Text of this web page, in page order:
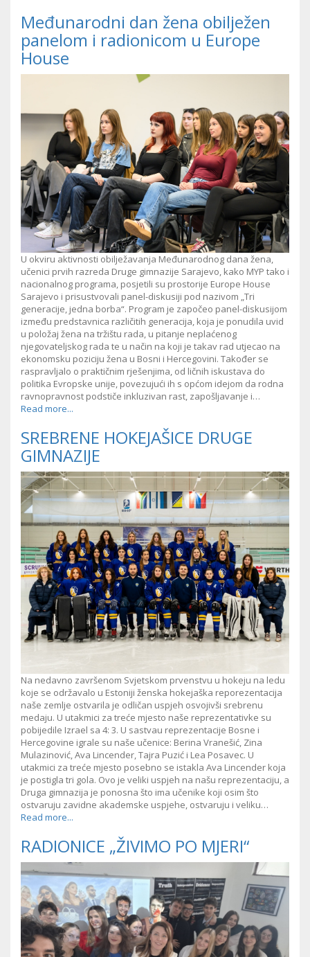
Međunarodni dan žena obilježen
panelom i radionicom u Europe
House
U okviru aktivnosti obilježavanja Međunarodnog dana žena,
učenici prvih razreda Druge gimnazije Sarajevo, kako MYP tako i
nacionalnog programa, posjetili su prostorije Europe House
Sarajevo i prisustvovali panel-diskusiji pod nazivom „Tri
generacije, jedna borba“. Program je započeo panel-diskusijom
između predstavnica različitih generacija, koja je ponudila uvid
u položaj žena na tržištu rada, u pitanje neplaćenog
njegovateljskog rada te u način na koji je takav rad utjecao na
ekonomsku poziciju žena u Bosni i Hercegovini. Također se
raspravljalo o praktičnim rješenjima, od ličnih iskustava do
politika Evropske unije, povezujući ih s općom idejom da rodna
ravnopravnost podstiče inkluzivan rast, zapošljavanje i…
Read more...
SREBRENE HOKEJAŠICE DRUGE
GIMNAZIJE
Na nedavno završenom Svjetskom prvenstvu u hokeju na ledu
koje se održavalo u Estoniji ženska hokejaška reporezentacija
naše zemlje ostvarila je odličan uspjeh osvojivši srebrenu
medaju. U utakmici za treće mjesto naše reprezentativke su
pobijedile Izrael sa 4: 3. U sastvau reprezentacije Bosne i
Hercegovine igrale su naše učenice: Berina Vranešić, Zina
Mulazinović, Ava Lincender, Tajra Puzić i Lea Posavec. U
utakmici za treće mjesto posebno se istakla Ava Lincender koja
je postigla tri gola. Ovo je veliki uspjeh na našu reprezentaciju, a
Druga gimnazija je ponosna što ima učenike koji osim što
ostvaruju zavidne akademske uspjehe, ostvaruju i veliku…
Read more...
RADIONICE „ŽIVIMO PO MJERI“